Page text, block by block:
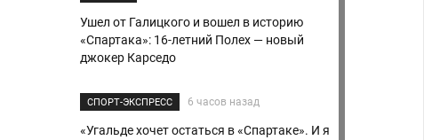
Ушел от Галицкого и вошел в историю
«Спартака»: 16-летний Полех — новый
джокер Карседо
СПОРТ-ЭКСПРЕСС 6 часов назад
«Угальде хочет остаться в «Спартаке». И я